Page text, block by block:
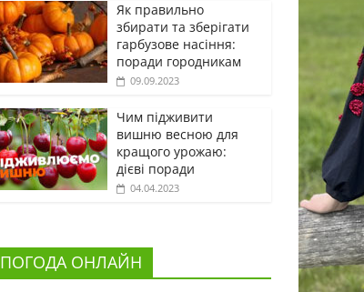
Як правильно
збирати та зберігати
гарбузове насіння:
поради городникам
09.09.2023
Чим підживити
вишню весною для
кращого урожаю:
дієві поради
04.04.2023
ПОГОДА ОНЛАЙН